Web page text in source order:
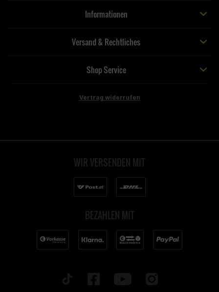
Informationen
Versand & Rechtliches
Shop Service
Vertrag widerrufen
WIR VERSENDEN MIT
BEZAHLEN MIT